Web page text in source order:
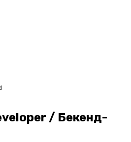
/ Бекенд-